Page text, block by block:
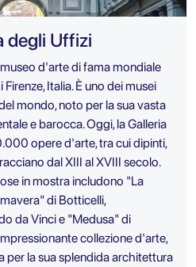
degli Uffizi
d'arte di fama mondiale
Italia. È uno dei musei
mondo, noto per la sua vasta
e barocca. Oggi, la Galleria
opere d'arte, tra cui dipinti,
dal XIII al XVIII secolo.
in mostra includono "La
di Botticelli,
da Vinci e "Medusa" di
collezione d'arte,
per la sua splendida architettura